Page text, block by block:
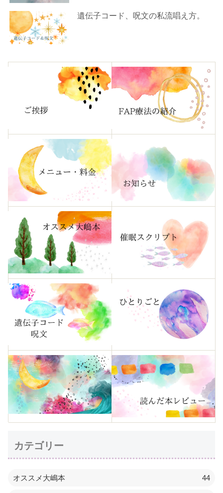
遺伝子コード、呪文の私流唱え方。
カテゴリー
オススメ大嶋本 44